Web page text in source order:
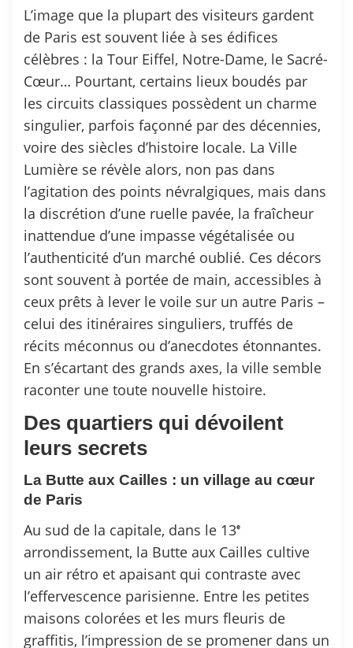
L’image que la plupart des visiteurs gardent
de Paris est souvent liée à ses édifices
célèbres : la Tour Eiffel, Notre-Dame, le Sacré-
Cœur… Pourtant, certains lieux boudés par
les circuits classiques possèdent un charme
singulier, parfois façonné par des décennies,
voire des siècles d’histoire locale. La Ville
Lumière se révèle alors, non pas dans
l’agitation des points névralgiques, mais dans
la discrétion d’une ruelle pavée, la fraîcheur
inattendue d’une impasse végétalisée ou
l’authenticité d’un marché oublié. Ces décors
sont souvent à portée de main, accessibles à
ceux prêts à lever le voile sur un autre Paris –
celui des itinéraires singuliers, truffés de
récits méconnus ou d’anecdotes étonnantes.
En s’écartant des grands axes, la ville semble
raconter une toute nouvelle histoire.
Des quartiers qui dévoilent
leurs secrets
La Butte aux Cailles : un village au cœur
de Paris
Au sud de la capitale, dans le 13ᵉ
arrondissement, la Butte aux Cailles cultive
un air rétro et apaisant qui contraste avec
l’effervescence parisienne. Entre les petites
maisons colorées et les murs fleuris de
graffitis, l’impression de se promener dans un